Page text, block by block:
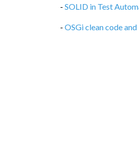
- SOLID in Test
- OSGi clean code